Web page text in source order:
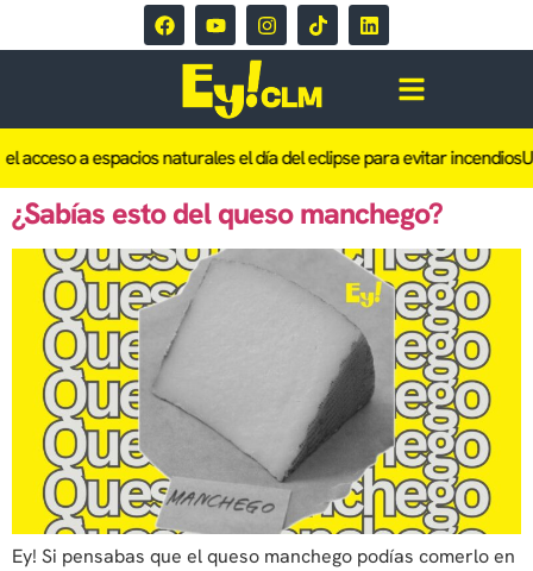
acceso a espacios naturales el día del eclipse para evitar incendios
¿Sabías esto del queso manchego?
Ey! Si pensabas que el queso manchego podías comerlo en